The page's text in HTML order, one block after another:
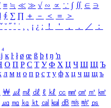
≡ ≒ ≪ ≫ √ ∽ ∝ ∵ ∫ ∬ ∈ ∋
∮ ∑ ∏ ＋ － ＜ ＝
＞
ˇ ˘ ˝ ˚ ˙ ¸ ¡ ¿ ː ！ ＇ ， ． ／
：
₄
ĸ ŀ ł ø œ ß þ ŧ ŋ ŉ
О П Р С Т У Ф Х Ц Ч Ш Щ Ъ
л м н о п р с т у ф х ц ч ш щ ъ
￦ ㎕ ㎖ ㎗ ℓ ㎘ ㏄ ㎣ ㎤ ㎥ ㎦
㎍ ㎎ ㎏ ㏏ ㎈ ㎉ ㏈ ㎧ ㎨ ㎰